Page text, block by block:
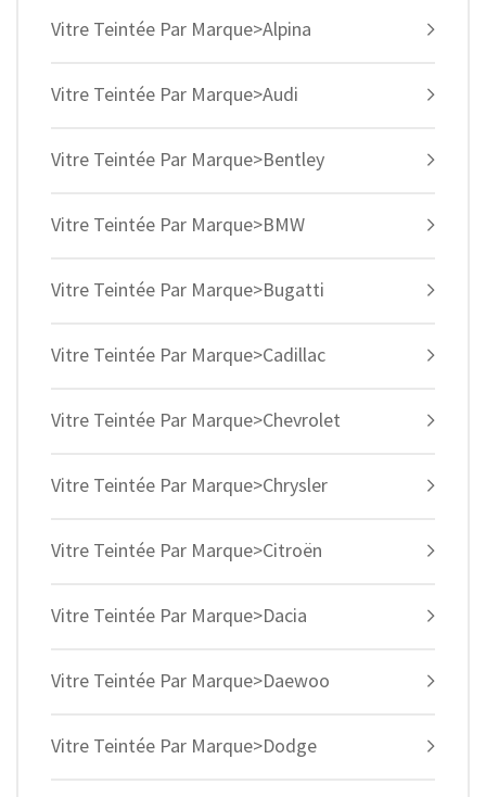
Vitre Teintée Par Marque>Alpina
Vitre Teintée Par Marque>Audi
Vitre Teintée Par Marque>Bentley
Vitre Teintée Par Marque>BMW
Vitre Teintée Par Marque>Bugatti
Vitre Teintée Par Marque>Cadillac
Vitre Teintée Par Marque>Chevrolet
Vitre Teintée Par Marque>Chrysler
Vitre Teintée Par Marque>Citroën
Vitre Teintée Par Marque>Dacia
Vitre Teintée Par Marque>Daewoo
Vitre Teintée Par Marque>Dodge